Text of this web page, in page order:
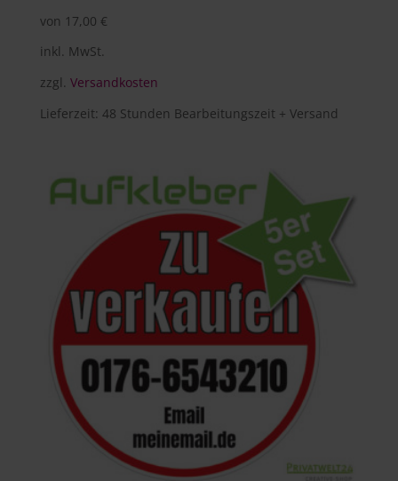
von 17,00 €
inkl. MwSt.
zzgl. Versandkosten
Lieferzeit: 48 Stunden Bearbeitungszeit + Versand